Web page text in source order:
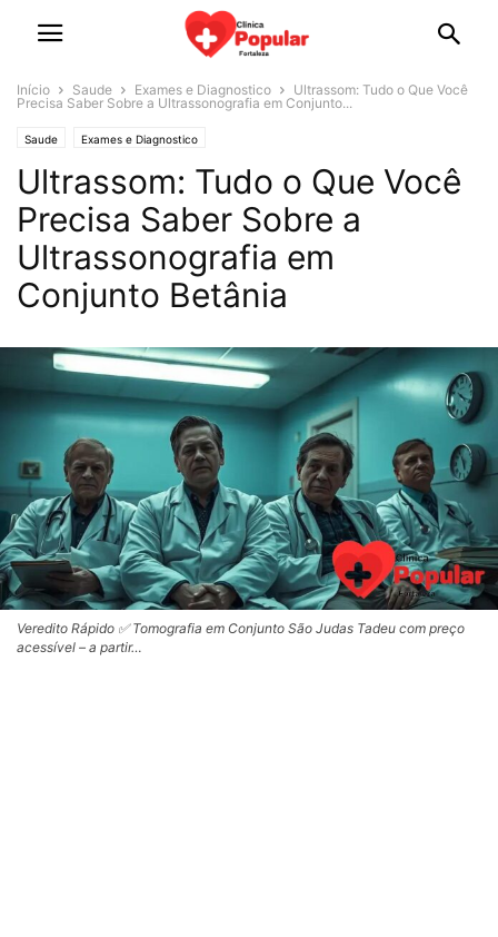
Início Saude Exames e Diagnostico
Ultrassom: Tudo o Que Você
Precisa Saber Sobre a Ultrassonografia em Conjunto...
Saude Exames e Diagnostico
Ultrassom: Tudo o Que Você
Precisa Saber Sobre a
Ultrassonografia em
Conjunto Betânia
Veredito Rápido ✅ Tomografia em Conjunto São Judas Tadeu com preço
acessível – a partir…